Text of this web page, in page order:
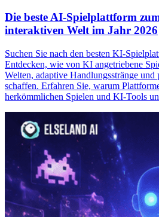
Die beste AI-Spielplattform
interaktiven Welt im Jahr 2026
Suchen Sie nach den besten KI-
Entdecken, wie von KI angetriebene
Welten, adaptive Handlungsstränge und
schaffen. Erfahren Sie, warum
herkömmlichen Spielen und KI-Tools